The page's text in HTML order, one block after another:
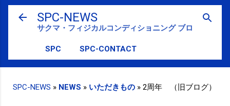
スキップしてメイン コンテンツに移動
SPC-NEWS
サクマ・フィジカルコンディショニング ブログ
SPC SPC-CONTACT
SPC-NEWS » NEWS » いただきもの » 2周年 （旧ブログ）